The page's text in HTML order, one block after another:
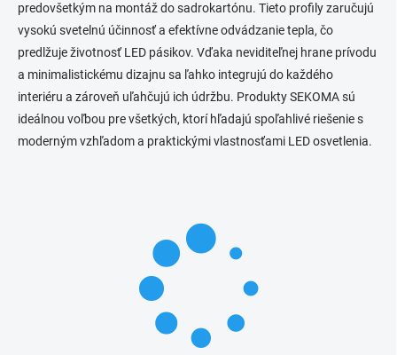
predovšetkým na montáž do sadrokartónu. Tieto profily zaručujú
vysokú svetelnú účinnosť a efektívne odvádzanie tepla, čo
predlžuje životnosť LED pásikov. Vďaka neviditeľnej hrane prívodu
a minimalistickému dizajnu sa ľahko integrujú do každého
interiéru a zároveň uľahčujú ich údržbu. Produkty SEKOMA sú
ideálnou voľbou pre všetkých, ktorí hľadajú spoľahlivé riešenie s
moderným vzhľadom a praktickými vlastnosťami LED osvetlenia.